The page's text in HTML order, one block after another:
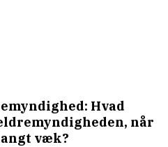
Hvad
når
væk?